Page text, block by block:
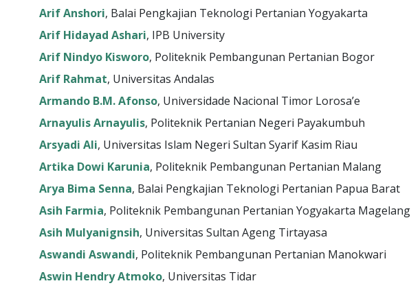
Arif Anshori, Balai Pengkajian Teknologi Pertanian Yogyakarta
Arif Hidayad Ashari, IPB University
Arif Nindyo Kisworo, Politeknik Pembangunan Pertanian Bogor
Arif Rahmat, Universitas Andalas
Armando B.M. Afonso, Universidade Nacional Timor Lorosa’e
Arnayulis Arnayulis, Politeknik Pertanian Negeri Payakumbuh
Arsyadi Ali, Universitas Islam Negeri Sultan Syarif Kasim Riau
Artika Dowi Karunia, Politeknik Pembangunan Pertanian Malang
Arya Bima Senna, Balai Pengkajian Teknologi Pertanian Papua Barat
Asih Farmia, Politeknik Pembangunan Pertanian Yogyakarta Magelang
Asih Mulyanignsih, Universitas Sultan Ageng Tirtayasa
Aswandi Aswandi, Politeknik Pembangunan Pertanian Manokwari
Aswin Hendry Atmoko, Universitas Tidar